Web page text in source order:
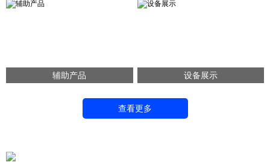
辅助产品 设备展示
查看更多